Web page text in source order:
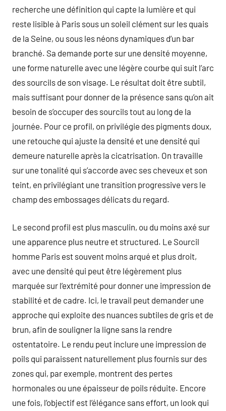
recherche une définition qui capte la lumière et qui
reste lisible à Paris sous un soleil clément sur les quais
de la Seine, ou sous les néons dynamiques d’un bar
branché. Sa demande porte sur une densité moyenne,
une forme naturelle avec une légère courbe qui suit l’arc
des sourcils de son visage. Le résultat doit être subtil,
mais suffisant pour donner de la présence sans qu’on ait
besoin de s’occuper des sourcils tout au long de la
journée. Pour ce profil, on privilégie des pigments doux,
une retouche qui ajuste la densité et une densité qui
demeure naturelle après la cicatrisation. On travaille
sur une tonalité qui s’accorde avec ses cheveux et son
teint, en privilégiant une transition progressive vers le
champ des embossages délicats du regard.
Le second profil est plus masculin, ou du moins axé sur
une apparence plus neutre et structured. Le Sourcil
homme Paris est souvent moins arqué et plus droit,
avec une densité qui peut être légèrement plus
marquée sur l’extrémité pour donner une impression de
stabilité et de cadre. Ici, le travail peut demander une
approche qui exploite des nuances subtiles de gris et de
brun, afin de souligner la ligne sans la rendre
ostentatoire. Le rendu peut inclure une impression de
poils qui paraissent naturellement plus fournis sur des
zones qui, par exemple, montrent des pertes
hormonales ou une épaisseur de poils réduite. Encore
une fois, l’objectif est l’élégance sans effort, un look qui